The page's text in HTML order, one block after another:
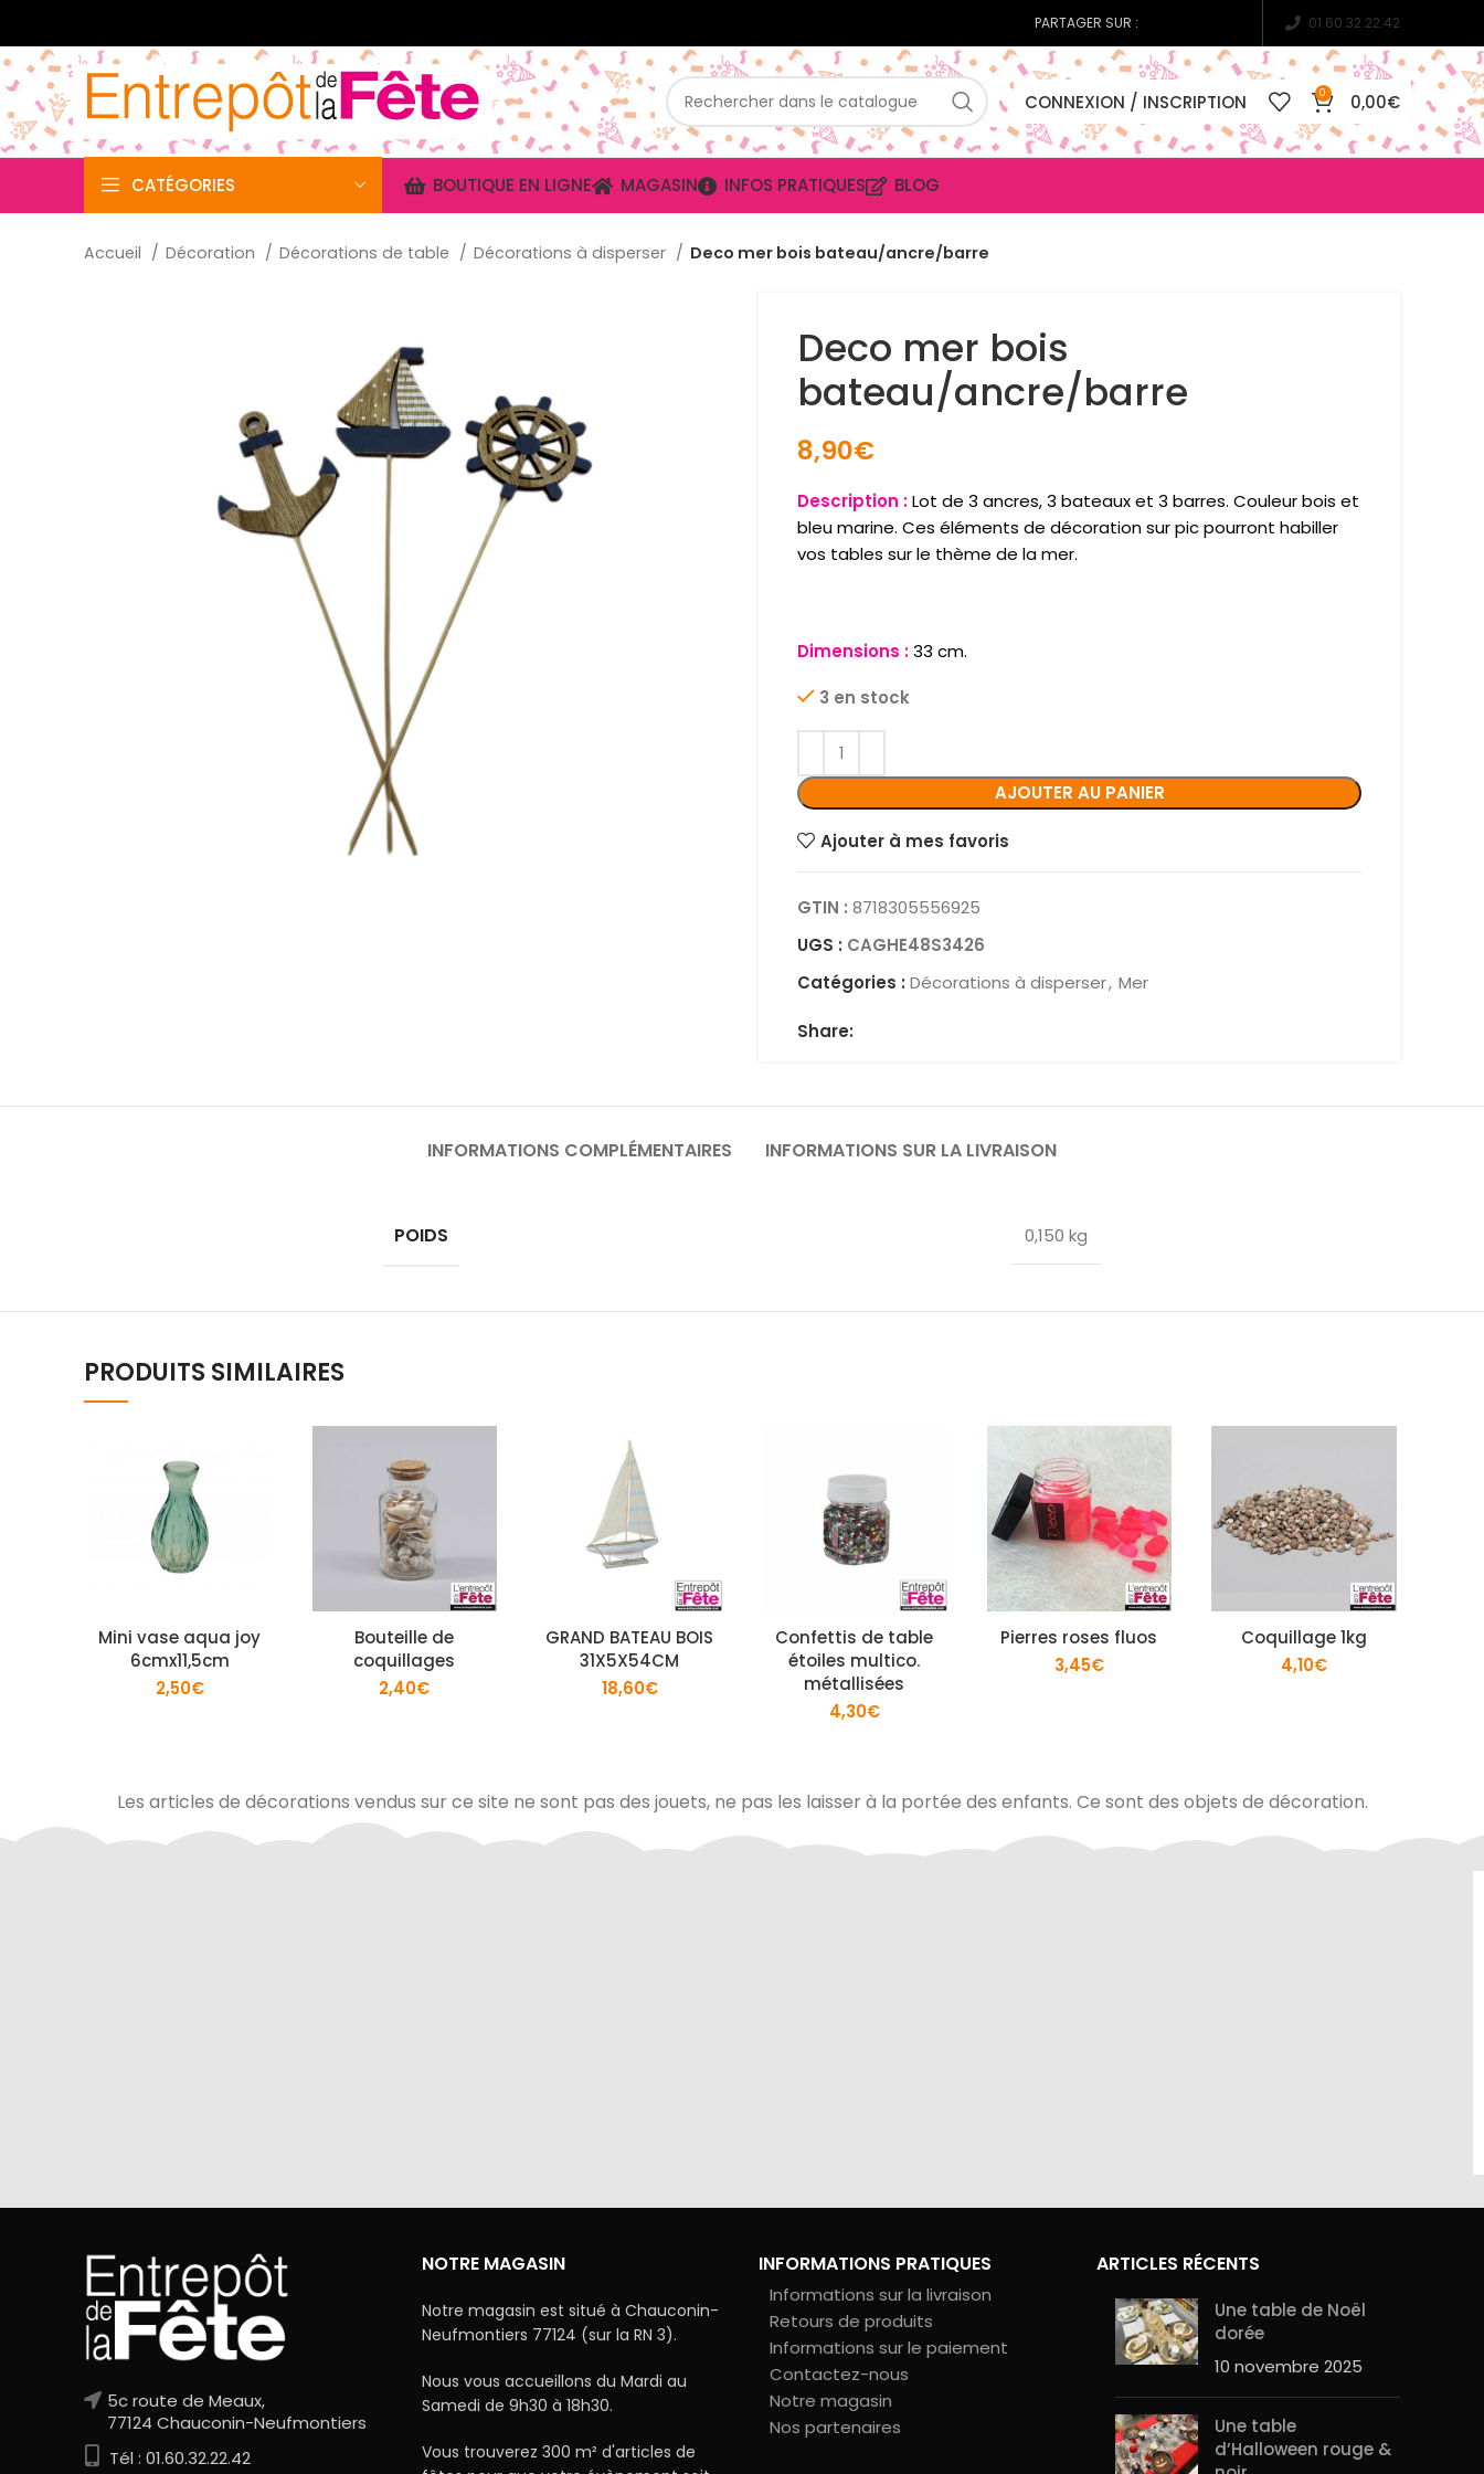
PARTAGER SUR : 01.60.32.22.42
CONNEXION / INSCRIPTION 0 0,00€
CATÉGORIES BOUTIQUE EN LIGNE MAGASIN INFOS PRATIQUES BLOG
Accueil Décoration Décorations de table Décorations à disperser Deco mer bois bateau/ancre/barre
Deco mer bois
bateau/ancre/barre
8,90€
Description :Lot de 3 ancres, 3 bateaux et 3 barres. Couleur bois et
bleu marine. Ces éléments de décoration sur pic pourront habiller
vos tables sur le thème de la mer.
Dimensions :33 cm.
3 en stock
AJOUTER AU PANIER
Ajouter à mes favoris
GTIN : 8718305556925
UGS : CAGHE48S3426
Catégories : Décorations à disperser, Mer
Share:
INFORMATIONS COMPLÉMENTAIRES INFORMATIONS SUR LA LIVRAISON
POIDS 0,150 kg
PRODUITS SIMILAIRES
Mini vase aqua joy
6cmx11,5cm
2,50€
Bouteille de
coquillages
2,40€
GRAND BATEAU BOIS
31X5X54CM
18,60€
Confettis de table
étoiles multico.
métallisées
4,30€
Pierres roses fluos
3,45€
Coquillage 1kg
4,10€
Les articles de décorations vendus sur ce site ne sont pas des jouets, ne pas les laisser à la portée des enfants. Ce sont des objets de décoration.
5c route de Meaux,
77124 Chauconin-Neufmontiers
Tél : 01.60.32.22.42
NOTRE MAGASIN
Notre magasin est situé à Chauconin-
Neufmontiers 77124 (sur la RN 3).
Nous vous accueillons du Mardi au
Samedi de 9h30 à 18h30.
Vous trouverez 300 m² d'articles de
INFORMATIONS PRATIQUES
Informations sur la livraison
Retours de produits
Informations sur le paiement
Contactez-nous
Notre magasin
Nos partenaires
ARTICLES RÉCENTS
Une table de Noël
dorée
10 novembre 2025
Une table
d’Halloween rouge &